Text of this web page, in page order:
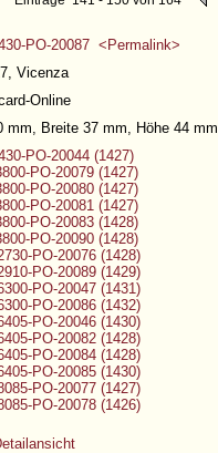
PO-20087 <Permalink>
Vicenza
Online
mm, Breite 37 mm, Höhe 44 mm
PO-20044 (1427)
PO-20079 (1427)
PO-20080 (1427)
PO-20081 (1427)
PO-20083 (1428)
PO-20090 (1428)
PO-20076 (1428)
PO-20089 (1429)
PO-20047 (1431)
PO-20086 (1432)
PO-20046 (1430)
PO-20082 (1428)
PO-20084 (1428)
PO-20085 (1430)
PO-20077 (1427)
PO-20078 (1426)